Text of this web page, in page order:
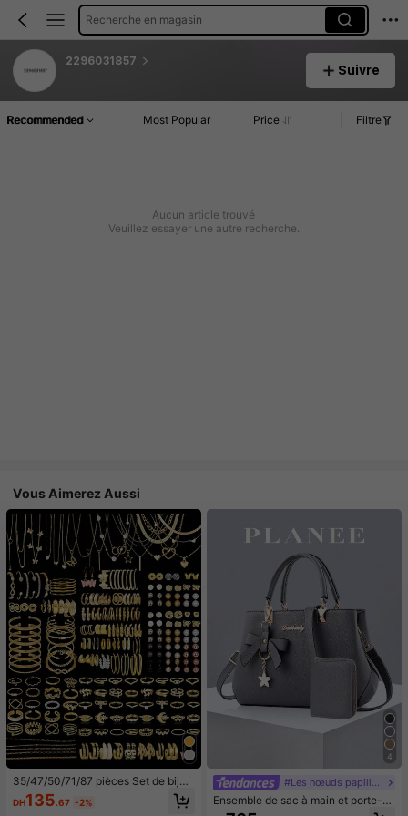
Recherche en magasin
2296031857
Suivre
Recommended Most Popular Price Filtre
Aucun article trouvé
Veuillez essayer une autre recherche.
Vous Aimerez Aussi
35/47/50/71/87 pièces Set de bijou
x style bohème, comprenant des bo
ucles d'oreilles, colliers, bagues, br
DH135.67 -2%
4
#Les nœuds papillon font leur grand retour.
Ensemble de sac à main et porte-c
artes de couleur unie pour femmes